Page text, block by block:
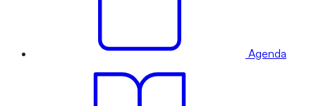
Agenda